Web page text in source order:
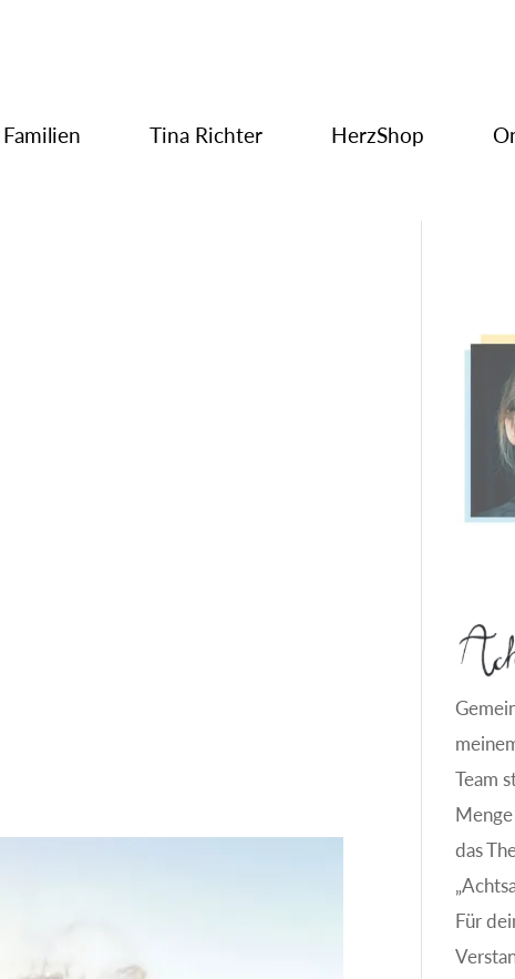
Tina Richter HerzShop
Team
das
Für